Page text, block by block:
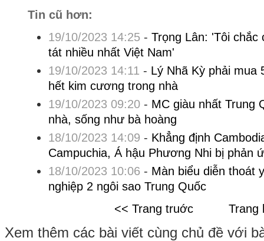
Tin cũ hơn:
19/10/2023 14:25- Trọng Lân: 'Tôi chắc
tát nhiều nhất Việt Nam'
19/10/2023 14:11 - Lý Nhã Kỳ phải mua
hết kim cương trong nhà
19/10/2023 09:20- MC giàu nhất Trung
nhà, sống như bà hoàng
18/10/2023 14:09 - Khẳng định
Campuchia, Á hậu Phương Nhi bị phản
18/10/2023 10:06 - Màn biểu diễn thoát
nghiệp 2 ngôi sao Trung Quốc
<< Trang truớc
Trang
Xem thêm các bài viết cùng chủ đề với